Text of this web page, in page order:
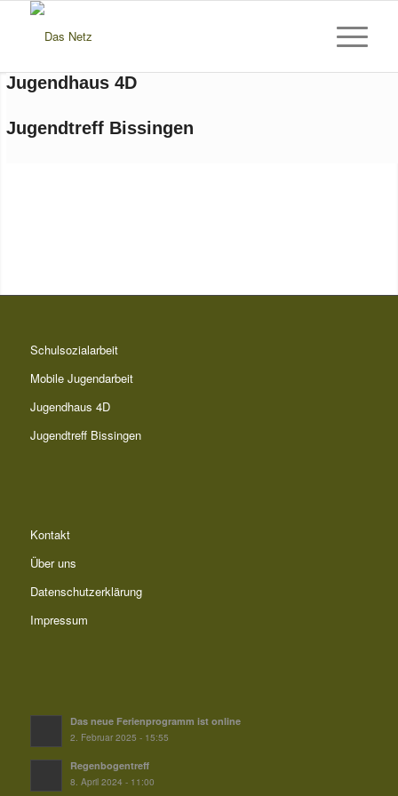
Jugendhaus 4D
Jugendtreff Bissingen
Schulsozialarbeit
Mobile Jugendarbeit
Jugendhaus 4D
Jugendtreff Bissingen
Kontakt
Über uns
Datenschutzerklärung
Impressum
Das neue Ferienprogramm ist online
2. Februar 2025 - 15:55
Regenbogentreff
8. April 2024 - 11:00